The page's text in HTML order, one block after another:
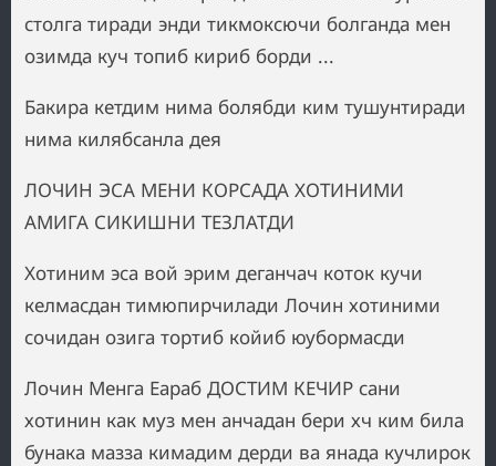
столга тиради энди тикмоксючи болганда мен
озимда куч топиб кириб борди ...
Бакира кетдим нима болябди ким тушунтиради
нима килябсанла дея
ЛОЧИН ЭСА МЕНИ КОРСАДА ХОТИНИМИ
АМИГА СИКИШНИ ТЕЗЛАТДИ
Хотиним эса вой эрим деганчач коток кучи
келмасдан тимюпирчилади Лочин хотиними
сочидан озига тортиб койиб юубормасди
Лочин Менга Еараб ДОСТИМ КЕЧИР сани
хотинин как муз мен анчадан бери хч ким била
бунака мазза кимадим дерди ва янада кучлирок